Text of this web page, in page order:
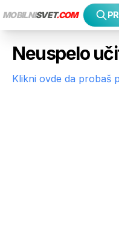
MOBILNISVET.COM
Neuspelo
Klikni ovde da probaš